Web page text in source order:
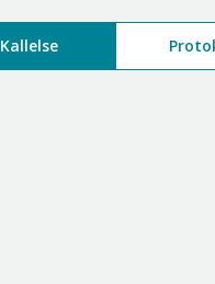
Kallelse